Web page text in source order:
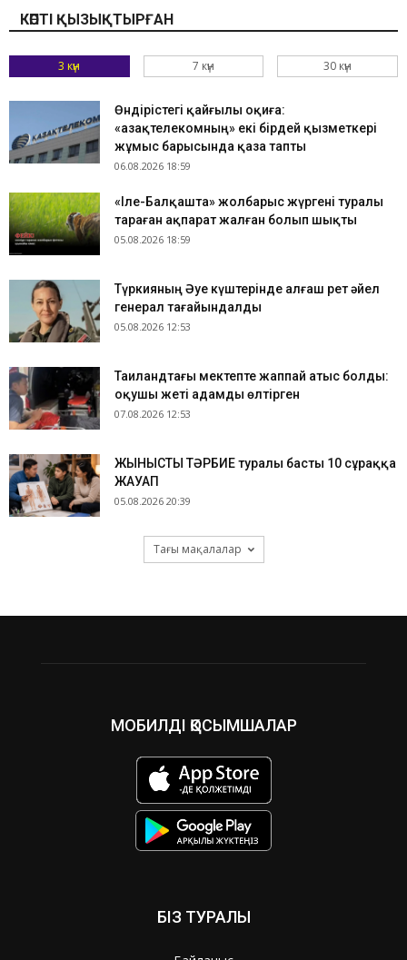
КӨПТІ ҚЫЗЫҚТЫРҒАН
3 күн 7 күн 30 күн
Өндірістегі қайғылы оқиға:
«Қазақтелекомның» екі бірдей қызметкері
жұмыс барысында қаза тапты
06.08.2026 18:59
«Іле-Балқашта» жолбарыс жүргені туралы
тараған ақпарат жалған болып шықты
05.08.2026 18:59
Түркияның Әуе күштерінде алғаш рет әйел
генерал тағайындалды
05.08.2026 12:53
Таиландтағы мектепте жаппай атыс болды:
оқушы жеті адамды өлтірген
07.08.2026 12:53
ЖЫНЫСТЫҚ ТӘРБИЕ туралы басты 10 сұраққа
ЖАУАП
05.08.2026 20:39
Тағы мақалалар
МОБИЛДІ ҚОСЫМШАЛАР
БІЗ ТУРАЛЫ